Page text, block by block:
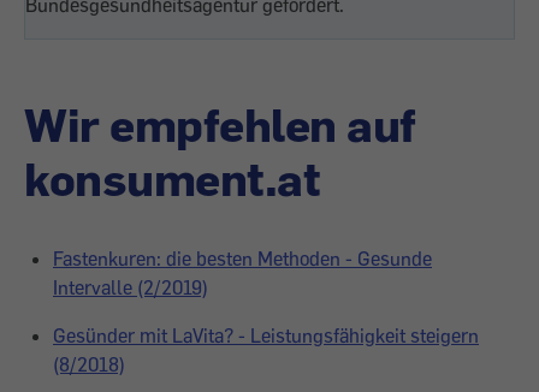
Bundesgesundheitsagentur gefördert.
Wir empfehlen auf
konsument.at
Fastenkuren: die besten Methoden - Gesunde
Intervalle (2/2019)
Gesünder mit LaVita? - Leistungsfähigkeit steigern
(8/2018)